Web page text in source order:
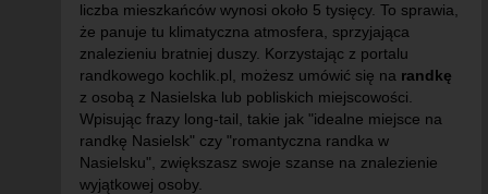
liczba mieszkańców wynosi około 5 tysięcy. To sprawia,
że panuje tu klimatyczna atmosfera, sprzyjająca
znalezieniu bratniej duszy. Korzystając z portalu
randkowego kochlik.pl, możesz umówić się na randkę
z osobą z Nasielska lub pobliskich miejscowości.
Wpisując frazy long-tail, takie jak "idealne miejsce na
randkę Nasielsk" czy "romantyczna randka w
Nasielsku", zwiększasz swoje szanse na znalezienie
wyjątkowej osoby.